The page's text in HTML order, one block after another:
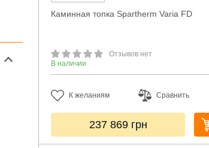
Каминная топка Spartherm Varia FD
Отзывов нет
В наличии
К желаниям Сравнить
237 869 грн